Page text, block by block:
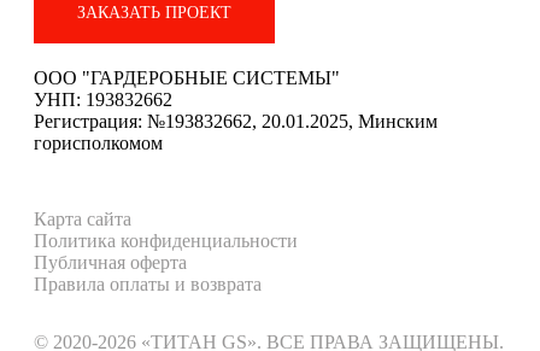
ЗАКАЗАТЬ ПРОЕКТ
ООО "ГАРДЕРОБНЫЕ СИСТЕМЫ"
УНП: 193832662
Регистрация: №193832662, 20.01.2025, Минским
горисполкомом
Карта сайта
Политика конфиденциальности
Публичная оферта
Правила оплаты и возврата
© 2020-2026 «ТИТАН GS». ВСЕ ПРАВА ЗАЩИЩЕНЫ.